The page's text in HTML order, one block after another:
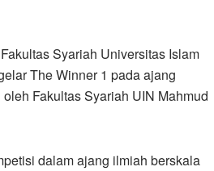
Syariah Universitas Islam
The Winner 1 pada ajang
Fakultas Syariah UIN Mahmud
dalam ajang ilmiah berskala